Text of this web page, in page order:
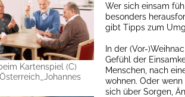
Kartenspiel (C)
Wer sich einsam
besonders
gibt Tipps zum
In der (Vor-
Gefühl der
Menschen, nach
wohnen. Oder
sich über Sorgen,